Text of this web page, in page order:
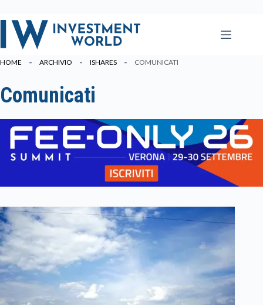
Salta
contenuto
HOME ARCHIVIO ISHARES COMUNICATI
Comunicati